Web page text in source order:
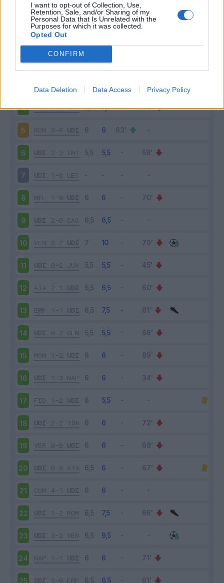
I want to opt-out of Collection, Use,
Retention, Sale, and/or Sharing of my
Personal Data that Is Unrelated with the
Purposes for which it was collected.
Opted Out
CONFIRM
Data Deletion Data Access Privacy Policy
Giornata Voto FV EntratoUscito
BOL 1-1
2 UDI 2-1 LAZ
UDI 1-0 COM
4 PAR 2-3 UDI
5 ROM 3-0 UDI
6 UDI 2-3 INT
7 UDI 1-0 LEC
8 MIL 1-0 UDI
9 UDI 2-0 CAG
10 VEN 3-2 UDI
11 UDI 0-2 JUV
12 ATA 2-1 UDI
13 EMP 1-1 UDI
14 UDI 0-2 GEN
15 MON 1-2 UDI
16 UDI 1-3 NAP
17 FIO 1-2 UDI
18 UDI 2-2 TOR
19 VER 0-0 UDI
20 UDI 0-0 ATA
21 COM 4-1 UDI
22 UDI 1-2 ROM
23 UDI 3-2 VEN
24 NAP 1-1 UDI
25 UDI 3-0 EMP